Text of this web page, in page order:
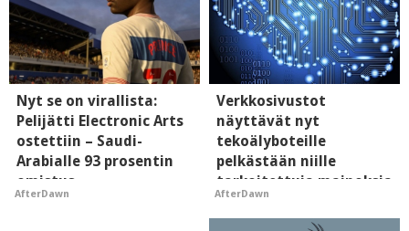
Nyt se on virallista:
Pelijätti Electronic Arts
ostettiin – Saudi-
Arabialle 93 prosentin
omistus
AfterDawn
Verkkosivustot
näyttävät nyt
tekoälyboteille
pelkästään niille
tarkoitettuja mainoksia
- vaikuttaa tekoälyn
mielikuvaan brändistä
AfterDawn